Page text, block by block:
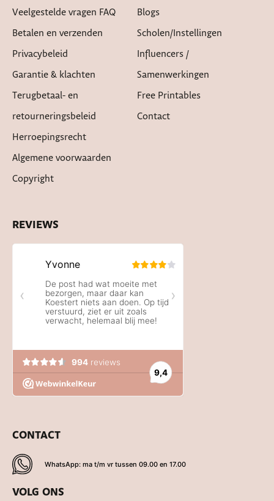
Veelgestelde vragen FAQ
Betalen en verzenden
Privacybeleid
Garantie & klachten
Terugbetaal- en
retourneringsbeleid
Herroepingsrecht
Algemene voorwaarden
Copyright
Blogs
Scholen/instellingen
Influencers /
Samenwerkingen
Free Printables
Contact
REVIEWS
CONTACT
WhatsApp: ma t/m vr tussen 09.00 en 17.00
VOLG ONS